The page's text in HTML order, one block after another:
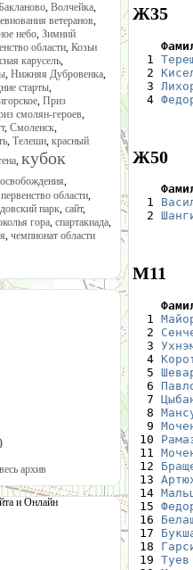
, Волчейка,
ветеранов,
небо, Зимний
области, Козьи
карусель,
, Нижняя Дубровенка,
старты,
, Приз
смолян-героев,
, Смоленск,
, Телеши, красный
, кубок
,
первенство области,
парк, сайт,
гора, спартакиада,
, чемпионат области
архив
и Онлайн
Ж35
1
  2
  3
  4
Ж50
1
  2
М11
1
  2
  3
  4
  5
  6
  7
  8
  9
10
11
12
13
14
15
16
17
18
19 Туев